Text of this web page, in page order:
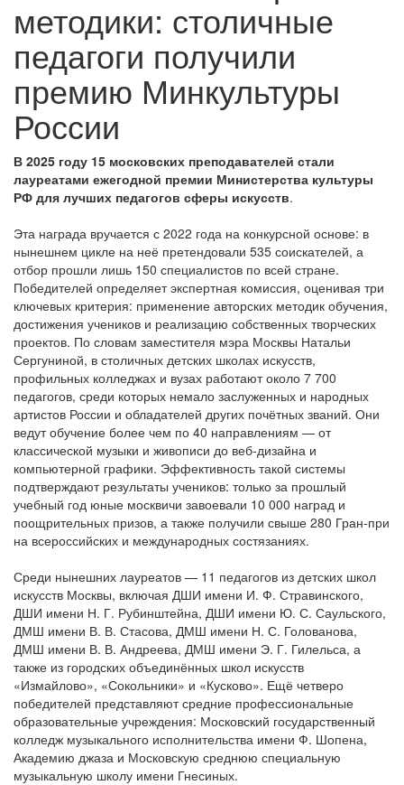
методики: столичные
педагоги получили
премию Минкультуры
России
В 2025 году 15 московских преподавателей стали
лауреатами ежегодной премии Министерства культуры
РФ для лучших педагогов сферы искусств.
Эта награда вручается с 2022 года на конкурсной основе: в
нынешнем цикле на неё претендовали 535 соискателей, а
отбор прошли лишь 150 специалистов по всей стране.
Победителей определяет экспертная комиссия, оценивая три
ключевых критерия: применение авторских методик обучения,
достижения учеников и реализацию собственных творческих
проектов. По словам заместителя мэра Москвы Натальи
Сергуниной, в столичных детских школах искусств,
профильных колледжах и вузах работают около 7 700
педагогов, среди которых немало заслуженных и народных
артистов России и обладателей других почётных званий. Они
ведут обучение более чем по 40 направлениям — от
классической музыки и живописи до веб‑дизайна и
компьютерной графики. Эффективность такой системы
подтверждают результаты учеников: только за прошлый
учебный год юные москвичи завоевали 10 000 наград и
поощрительных призов, а также получили свыше 280 Гран‑при
на всероссийских и международных состязаниях.
Среди нынешних лауреатов — 11 педагогов из детских школ
искусств Москвы, включая ДШИ имени И. Ф. Стравинского,
ДШИ имени Н. Г. Рубинштейна, ДШИ имени Ю. С. Саульского,
ДМШ имени В. В. Стасова, ДМШ имени Н. С. Голованова,
ДМШ имени В. В. Андреева, ДМШ имени Э. Г. Гилельса, а
также из городских объединённых школ искусств
«Измайлово», «Сокольники» и «Кусково». Ещё четверо
победителей представляют средние профессиональные
образовательные учреждения: Московский государственный
колледж музыкального исполнительства имени Ф. Шопена,
Академию джаза и Московскую среднюю специальную
музыкальную школу имени Гнесиных.